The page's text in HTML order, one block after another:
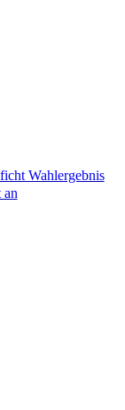
Wahlergebnis
an